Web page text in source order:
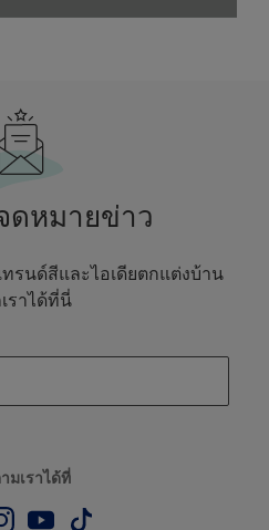
ดหมายข่าว
รนด์สีและไอเดียตกแต่งบ้าน
ราได้ที่นี่
มเราได้ที่